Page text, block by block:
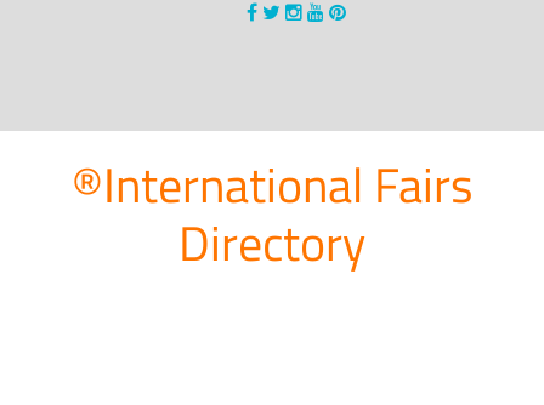
®International Fairs
Directory